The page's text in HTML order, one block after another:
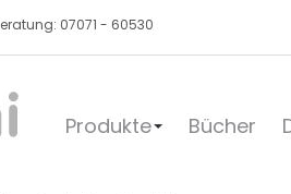
07071 - 60530
Produkte Bücher